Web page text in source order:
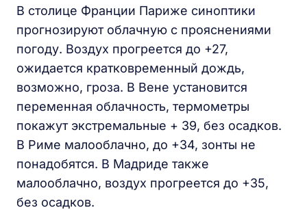
В столице Франции Париже синоптики
прогнозируют облачную с прояснениями
погоду. Воздух прогреется до +27,
ожидается кратковременный дождь,
возможно, гроза. В Вене установится
переменная облачность, термометры
покажут экстремальные + 39, без осадков.
В Риме малооблачно, до +34, зонты не
понадобятся. В Мадриде также
малооблачно, воздух прогреется до +35,
без осадков.